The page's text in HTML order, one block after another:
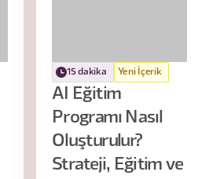
15 dakika Yeni İçerik
AI Eğitim
Programı Nasıl
Oluşturulur?
Strateji, Eğitim ve